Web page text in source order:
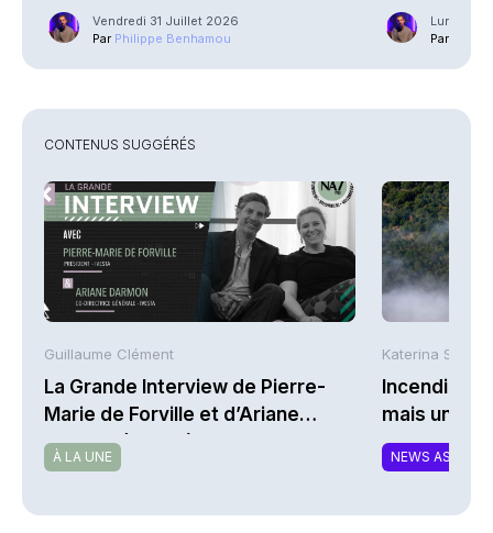
Vendredi 31 Juillet 2026
Par Philippe Benhamou
Lundi 13
Par
CONTENUS SUGGÉRÉS
Guillaume Clément
La Grande Interview de Pierre-
Marie de Forville et d’Ariane
Darmon (Ivesta)
À LA UNE
Katerina
Incendies :
mais une
NEWS